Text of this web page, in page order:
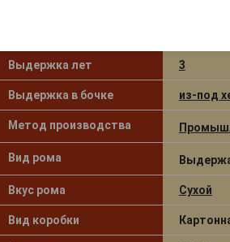
Выдержка лет 3
Выдержка в бочке из-под
Метод производства
Вид рома
Вкус рома Сухой
Вид коробки